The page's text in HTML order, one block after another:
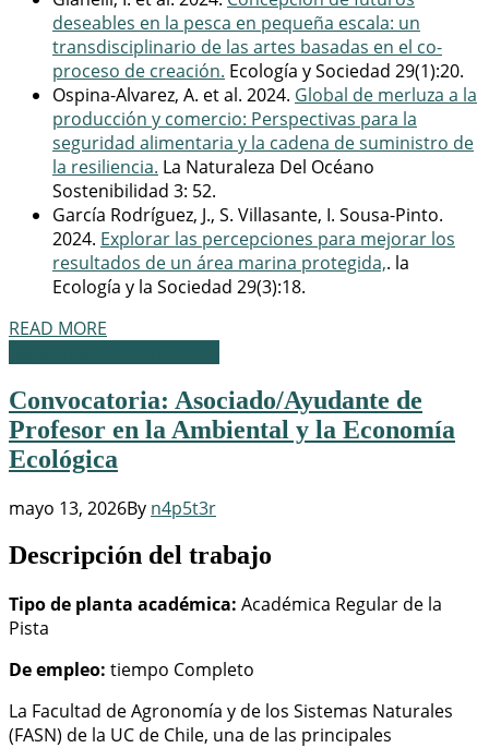
deseables en la pesca en pequeña escala: un
transdisciplinario de las artes basadas en el co-
proceso de creación. Ecología y Sociedad 29(1):20.
Ospina-Alvarez, A. et al. 2024. Global de merluza a la
producción y comercio: Perspectivas para la
seguridad alimentaria y la cadena de suministro de
la resiliencia. La Naturaleza Del Océano
Sostenibilidad 3: 52.
García Rodríguez, J., S. Villasante, I. Sousa-Pinto.
2024. Explorar las percepciones para mejorar los
resultados de un área marina protegida,. la
Ecología y la Sociedad 29(3):18.
READ MORE
Convocatoria: Asociado/Ayudante de
Profesor en la Ambiental y la Economía
Ecológica
mayo 13, 2026By n4p5t3r
Descripción del trabajo
Tipo de planta académica: Académica Regular de la
Pista
De empleo: tiempo Completo
La Facultad de Agronomía y de los Sistemas Naturales
(FASN) de la UC de Chile, una de las principales